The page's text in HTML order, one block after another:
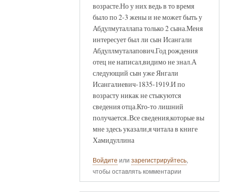
возрасте.Но у них ведь в то время
было по 2-3 жены и не может быть у
Абдулмуталлапа только 2 сына.Меня
интересует был ли сын Исангали
Абдуллмуталапович.Год рождения
отец не написал,видимо не знал.А
следующий сын уже Янгали
Исангалиевич-1835-1919.И по
возрасту никак не стыкуются
сведения отца.Кто-то лишний
получается..Все сведения,которые вы
мне здесь указали,я читала в книге
Хамидуллина
Войдите или зарегистрируйтесь,
чтобы оставлять комментарии